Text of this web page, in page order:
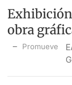
obra
Promueve